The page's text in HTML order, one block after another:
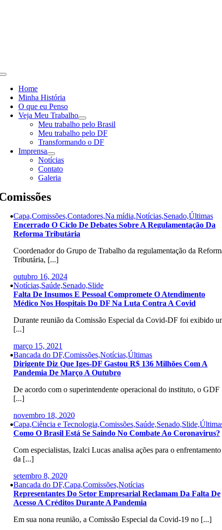
Toggle
NavigationHome
Minha História
O que eu Penso
Veja Meu Trabalho
Meu trabalho pelo Brasil
Meu trabalho pelo DF
Transformando o DF
Imprensa
Notícias
Contato
Galeria
Capa,Comissões,Contadores,Na mídia,Notícias,Senado,Últimas
Encerrado O Ciclo De Debates Sobre A Regulamentação Da
Reforma Tributária
Coordenador do Grupo de Trabalho da regulamentação da
Tributária, [...]
outubro 16, 2024
Notícias,Saúde,Senado,Slide
Falta De Insumos E Pessoal Compromete O Atendimento
Médico Nos Hospitais Do DF Na Luta Contra A Covid
Durante reunião da Comissão Especial da Covid-DF foi exibido
[...]
março 15, 2021
Bancada do DF,Comissões,Notícias,Últimas
Dirigente Diz Que Iges-DF Gastou R$ 136 Milhões Com A
Pandemia De Março A Outubro
De acordo com o superintendente operacional do instituto, o GDF
[...]
novembro 18, 2020
Capa,Ciência e
Como O Brasil Está Se Saindo No Combate Ao Coronavirus?
Com especialistas, Izalci Lucas analisa ações para o enfrentamento
da [...]
setembro 8, 2020
Bancada do DF,Capa,Comissões,Notícias
Representantes Do Setor Empresarial Reclamam Da Falta De
Acesso A Créditos Durante A Pandemia
Em sua nona reunião, a Comissão Especial da Covid-19 no [...]